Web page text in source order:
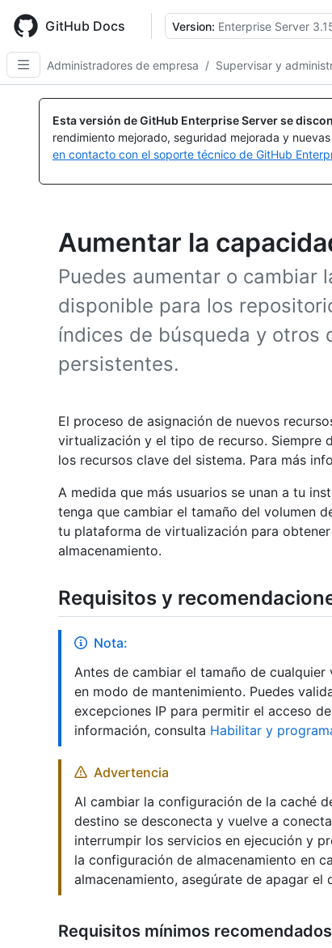
main
content
GitHub Docs Version: Enterprise Server
Administradores de empresa / Supervisar y
Esta versión de GitHub Enterprise Server se
rendimiento mejorado, seguridad mejorada y
en contacto con el soporte técnico de GitHub
Aumentar la
Puedes aumentar o cambiar
disponible para los
índices de búsqueda y otros
persistentes.
El proceso de asignación de nuevos
virtualización y el tipo de recurso. Siempre
los recursos clave del sistema. Para más
A medida que más usuarios se unan a tu
tenga que cambiar el tamaño del volumen
tu plataforma de virtualización para
almacenamiento.
Requisitos y
Nota:
Antes de cambiar el tamaño de
en modo de mantenimiento. Puedes
excepciones IP para permitir el acceso
información, consulta Habilitar y
Advertencia
Al cambiar la configuración de la caché
destino se desconecta y vuelve a
interrumpir los servicios en ejecución y
la configuración de almacenamiento en
almacenamiento, asegúrate de apagar el
Requisitos mínimos recomendados